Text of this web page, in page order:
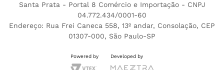
Santa Prata - Portal 8 Comércio e Importação - CNPJ
04.772.434/0001-60
Endereço: Rua Frei Caneca 558, 13º andar, Consolação, CEP
01307-000, São Paulo-SP
Powered by Developed by